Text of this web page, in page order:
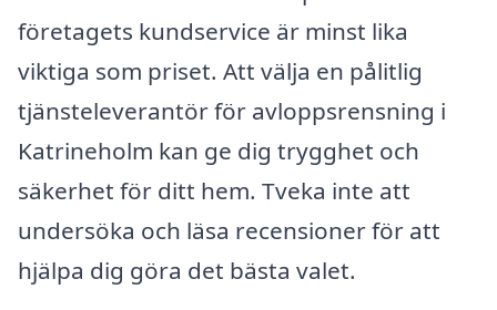
företagets kundservice är minst lika
viktiga som priset. Att välja en pålitlig
tjänsteleverantör för avloppsrensning i
Katrineholm kan ge dig trygghet och
säkerhet för ditt hem. Tveka inte att
undersöka och läsa recensioner för att
hjälpa dig göra det bästa valet.